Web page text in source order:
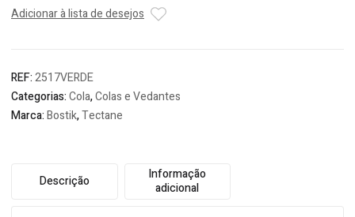
Alta
Adicionar à lista de desejos
REF:2517VERDE
Categorias:Cola,Colas e Vedantes
Marca:Bostik,Tectane
Descrição
Informação
adicional